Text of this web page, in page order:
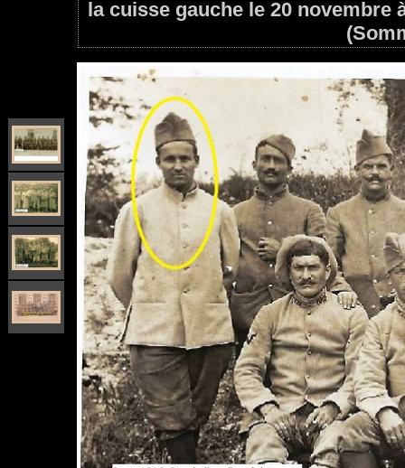
la cuisse gauche le 20 novembre